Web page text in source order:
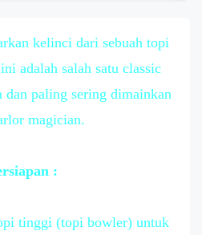
kelinci dari sebuah topi
adalah salah satu classic
dan paling sering dimainkan
magician.
:
tinggi (topi bowler) untuk